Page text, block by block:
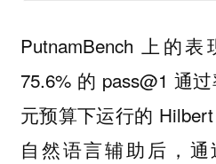
PutnamBench 上的
75.6% 的 pass@1 通
元预算下运行的
自然语言辅助后，